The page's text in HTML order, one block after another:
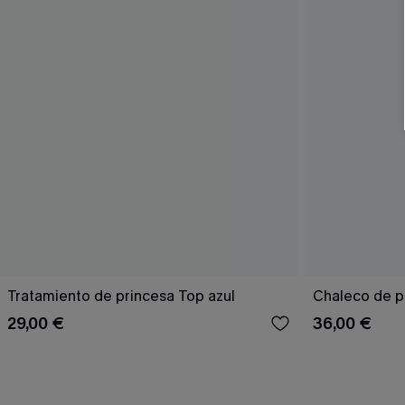
Tratamiento de princesa Top azul
29,00 €
Chaleco de
36,00 €